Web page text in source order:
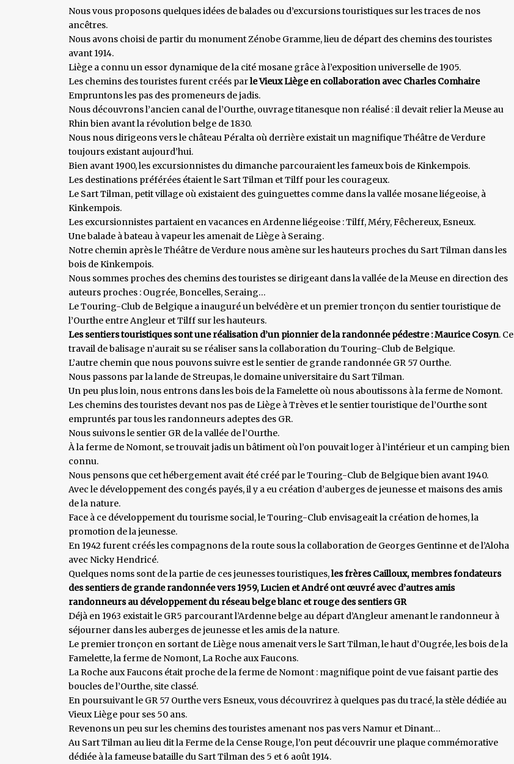
Nous vous proposons quelques idées de balades ou d’excursions touristiques sur les traces de nos
ancêtres.
Nous avons choisi de partir du monument Zénobe Gramme, lieu de départ des chemins des touristes
avant 1914.
Liège a connu un essor dynamique de la cité mosane grâce à l’exposition universelle de 1905.
Les chemins des touristes furent créés parle Vieux Liège en collaboration avec Charles Comhaire
Empruntons les pas des promeneurs de jadis.
Nous découvrons l’ancien canal de l’Ourthe, ouvrage titanesque non réalisé : il devait relier la Meuse au
Rhin bien avant la révolution belge de 1830.
Nous nous dirigeons vers le château Péralta où derrière existait un magnifique Théâtre de Verdure
toujours existant aujourd’hui.
Bien avant 1900, les excursionnistes du dimanche parcouraient les fameux bois de Kinkempois.
Les destinations préférées étaient le Sart Tilman et Tilff pour les courageux.
Le Sart Tilman, petit village où existaient des guinguettes comme dans la vallée mosane liégeoise, à
Kinkempois.
Les excursionnistes partaient en vacances en Ardenne liégeoise : Tilff, Méry, Fêchereux, Esneux.
Une balade à bateau à vapeur les amenait de Liège à Seraing.
Notre chemin après le Théâtre de Verdure nous amène sur les hauteurs proches du Sart Tilman dans les
bois de Kinkempois.
Nous sommes proches des chemins des touristes se dirigeant dans la vallée de la Meuse en direction des
auteurs proches : Ougrée, Boncelles, Seraing…
Le Touring-Club de Belgique a inauguré un belvédère et un premier tronçon du sentier touristique de
l’Ourthe entre Angleur et Tilff sur les hauteurs.
Les sentiers touristiques sont une réalisation d’un pionnier de la randonnée pédestre : Maurice Cosyn. Ce
travail de balisage n’aurait su se réaliser sans la collaboration du Touring-Club de Belgique.
L’autre chemin que nous pouvons suivre est le sentier de grande randonnée GR 57 Ourthe.
Nous passons par la lande de Streupas, le domaine universitaire du Sart Tilman.
Un peu plus loin, nous entrons dans les bois de la Famelette où nous aboutissons à la ferme de Nomont.
Les chemins des touristes devant nos pas de Liège à Trèves et le sentier touristique de l’Ourthe sont
empruntés par tous les randonneurs adeptes des GR.
Nous suivons le sentier GR de la vallée de l’Ourthe.
À la ferme de Nomont, se trouvait jadis un bâtiment où l’on pouvait loger à l’intérieur et un camping bien
connu.
Nous pensons que cet hébergement avait été créé par le Touring-Club de Belgique bien avant 1940.
Avec le développement des congés payés, il y a eu création d’auberges de jeunesse et maisons des amis
de la nature.
Face à ce développement du tourisme social, le Touring-Club envisageait la création de homes, la
promotion de la jeunesse.
En 1942 furent créés les compagnons de la route sous la collaboration de Georges Gentinne et de l’Aloha
avec Nicky Hendricé.
Quelques noms sont de la partie de ces jeunesses touristiques,les frères Cailloux, membres fondateurs
des sentiers de grande randonnée vers 1959, Lucien et André ont œuvré avec d’autres amis
randonneurs au développement du réseau belge blanc et rouge des sentiers GR
Déjà en 1963 existait le GR5 parcourant l’Ardenne belge au départ d’Angleur amenant le randonneur à
séjourner dans les auberges de jeunesse et les amis de la nature.
Le premier tronçon en sortant de Liège nous amenait vers le Sart Tilman, le haut d’Ougrée, les bois de la
Famelette, la ferme de Nomont, La Roche aux Faucons.
La Roche aux Faucons était proche de la ferme de Nomont : magnifique point de vue faisant partie des
boucles de l’Ourthe, site classé.
En poursuivant le GR 57 Ourthe vers Esneux, vous découvrirez à quelques pas du tracé, la stèle dédiée au
Vieux Liège pour ses 50 ans.
Revenons un peu sur les chemins des touristes amenant nos pas vers Namur et Dinant…
Au Sart Tilman au lieu dit la Ferme de la Cense Rouge, l’on peut découvrir une plaque commémorative
dédiée à la fameuse bataille du Sart Tilman des 5 et 6 août 1914.